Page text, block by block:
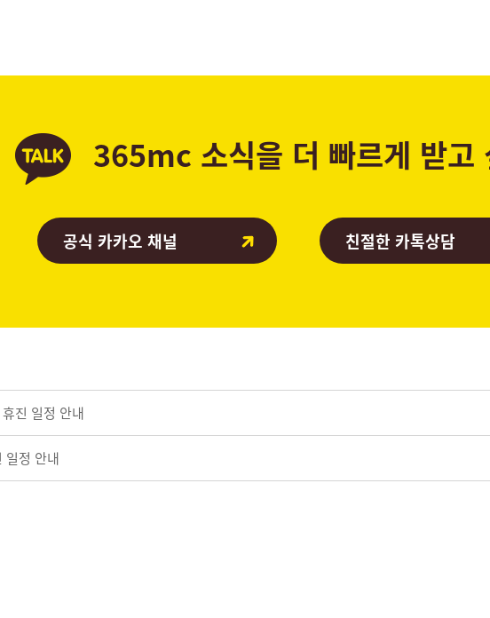
365mc 소식을 더 빠르게 받고
공식 카카오 채널 친절한 카톡상담
진 일정 안내
일정 안내